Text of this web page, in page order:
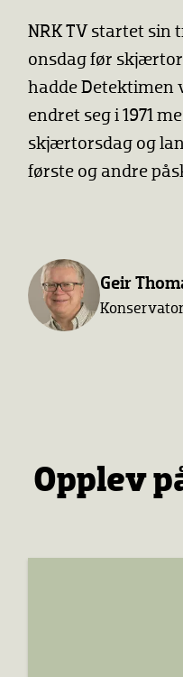
NRK TV startet sin
onsdag før
hadde Detektimen
endret seg i 1971
skjærtorsdag og
første og andre
Geir
Opplev